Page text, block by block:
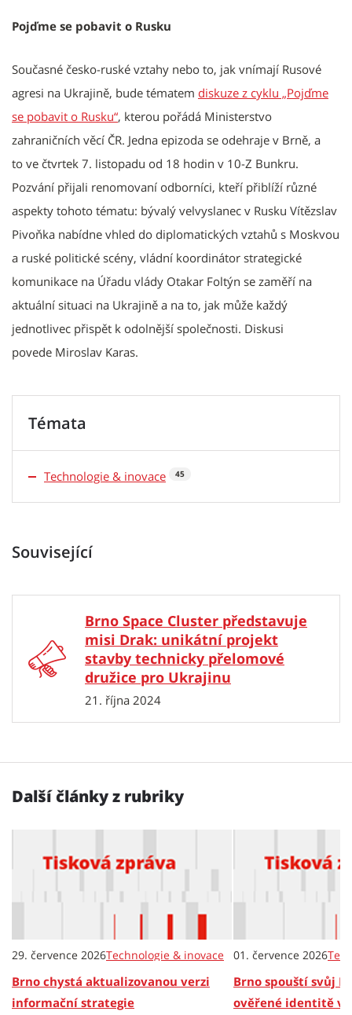
Pojďme se pobavit o Rusku
Současné česko-ruské vztahy nebo to, jak vnímají Rusové
agresi na Ukrajině, bude tématem diskuze z cyklu „Pojďme
se pobavit o Rusku“, kterou pořádá Ministerstvo
zahraničních věcí ČR. Jedna epizoda se odehraje v Brně, a
to ve čtvrtek 7. listopadu od 18 hodin v 10-Z Bunkru.
Pozvání přijali renomovaní odborníci, kteří přiblíží různé
aspekty tohoto tématu: bývalý velvyslanec v Rusku Vítězslav
Pivoňka nabídne vhled do diplomatických vztahů s Moskvou
a ruské politické scény, vládní koordinátor strategické
komunikace na Úřadu vlády Otakar Foltýn se zaměří na
aktuální situaci na Ukrajině a na to, jak může každý
jednotlivec přispět k odolnější společnosti. Diskusi
povede Miroslav Karas.
Témata
Technologie & inovace 45
Související
Brno Space Cluster představuje
misi Drak: unikátní projekt
stavby technicky přelomové
družice pro Ukrajinu
21. října 2024
Další články z rubriky
29. července 2026Technologie & inovace
Brno chystá aktualizovanou verzi
informační strategie
01. července 2026
Brno spouští svůj
ověřené identitě v